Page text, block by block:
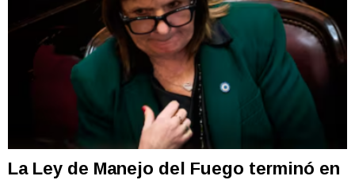
La Ley de Manejo del Fuego terminó en